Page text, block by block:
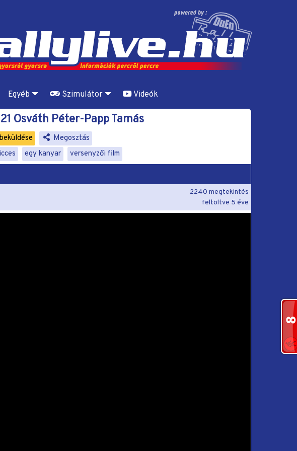
Egyéb Szimulátor Videók
Osváth Péter-Papp Tamás
Megosztás
egy kanyar versenyzői film
2240 megtekintés
feltöltve 5 éve